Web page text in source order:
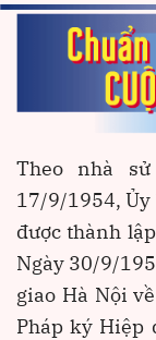
Theo nhà
17/9/1954, Ủy
được thành
Ngày 30/9/
giao Hà Nội
Pháp ký Hiệp